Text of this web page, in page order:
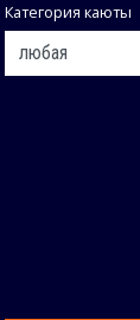
Категория каюты